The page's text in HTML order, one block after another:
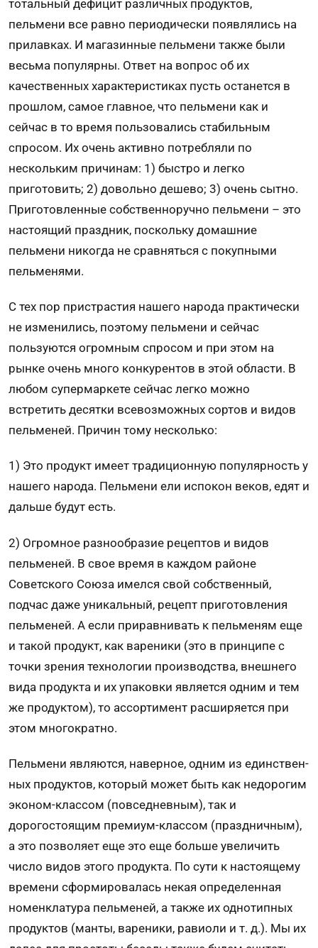
тотальный де­фицит различных продуктов,
пельмени все равно периодичес­ки появлялись на
прилавках. И ма­газинные пельмени также были
весьма популярны. Ответ на вопрос об их
качественных характеристи­ках пусть останется в
про­шлом, самое главное, что пельмени как и
сейчас в то время пользовались стабильным
спросом. Их очень активно потребля­ли по
нескольким при­чинам: 1) быстро и легко
приготовить; 2) довольно дешево; 3) очень сыт­но.
Приготовленные собст­венноручно пельмени – это
настоящий праздник, поскольку домашние
пельмени никогда не сравняться с покупными
пельменями.
С тех пор пристрастия нашего наро­да практически
не изменились, поэтому пельмени и сейчас
пользуются огромным спросом и при этом на
рынке очень много конкурентов в этой области. В
лю­бом супермаркете сейчас легко можно
встретить десятки всевозможных сортов и видов
пельменей. Причин тому несколько:
1) Это продукт имеет традиционную популярность у
нашего народа. Пельмени ели испо­кон веков, едят и
дальше будут есть.
2) Огромное разнообразие рецептов и ви­дов
пельменей. В свое время в каждом рай­оне
Советского Союза имелся свой собственный,
подчас даже уникальный, рецепт приготовления
пельменей. А если приравнивать к пель­меням еще
и такой продукт, как вареники (это в принципе с
точки зрения технологии производства, внешнего
вида продукта и их упа­ковки является одним и тем
же продуктом), то ассорти­мент расширяется при
этом многократно.
Пельмени являются, наверное, одним из единствен­
ных продуктов, который может быть как недорогим
эконом-классом (повседневным), так и
дорогостоящим премиум-классом (праздничным),
а это позволяет еще это еще больше увеличить
число видов этого продукта. По сути к настоящему
времени сформировалась некая опреде­ленная
номенклатура пельменей, а также их однотипных
продуктов (манты, вареники, равиоли и т. д.). Мы их